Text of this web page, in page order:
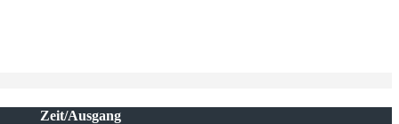
Zeit/Ausgang